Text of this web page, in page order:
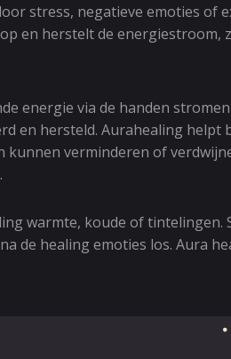
stress, negatieve emoties of
en herstelt de energiestroom,
energie via de handen
en hersteld. Aurahealing
kunnen verminderen of
warmte, koude of
de healing emoties los. Aura